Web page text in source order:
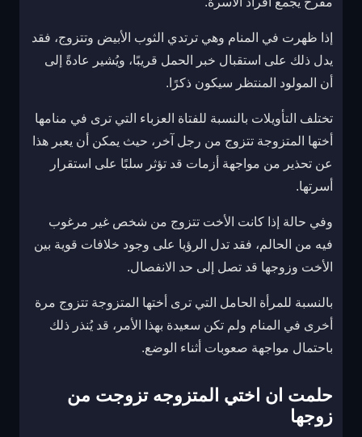
إذا ظهرت في المنام وهي ترتدي الثوب الأبيض وتتزوج، فقد
يدل ذلك على استقبال خبر الحمل قريبًا، ويُشير عادةً إلى
أن المولود المنتظر سيكون ذكرًا.
تختلف التأويلات بالنسبة للفتاة العزباء التي ترى في منامها
أختها المتزوجة تتزوج من رجل آخر، حيث يمكن أن يعبر هذا
عن تحذير من مواجهة أزمات قد تؤثر سلبًا على استقرار
أسرتها.
وفي حالة إذا كانت الأخت تتزوج من شخص غير مرغوب
فيه من الحالم، فقد تدل الرؤيا على وجود خلافات قوية بين
الأخت وزوجها قد تصل إلى حد الانفصال.
بالنسبة للمرأة الحامل التي ترى أختها المتزوجة تتزوج مرة
أخرى في المنام ولم تكن سعيدة بهذا الأمر، قد يُنذر ذلك
باحتمال مواجهة صعوبات أثناء الوضع.
حلمت ان اختي المتزوجه تزوجت من
زوجها